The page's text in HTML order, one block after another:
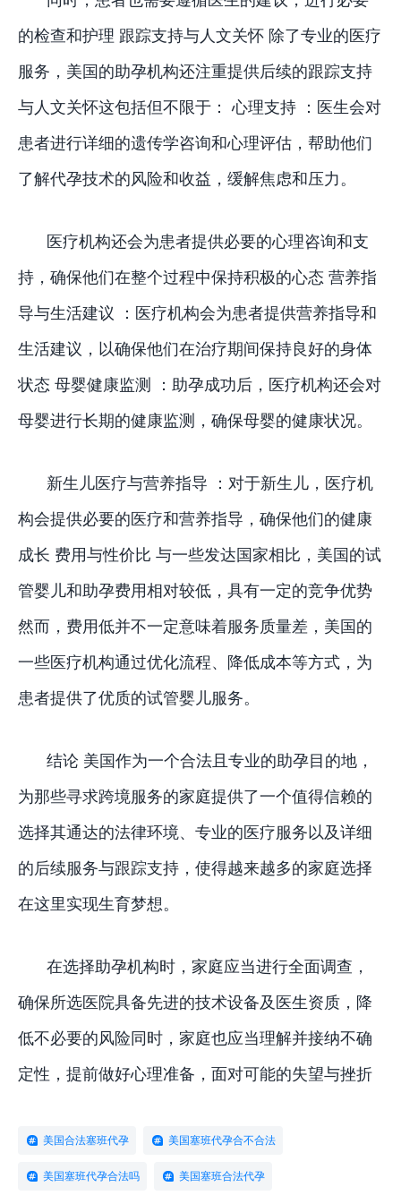
的检查和护理 跟踪支持与人文关怀 除了专业的医疗
服务，美国的助孕机构还注重提供后续的跟踪支持
与人文关怀这包括但不限于： 心理支持 ：医生会对
患者进行详细的遗传学咨询和心理评估，帮助他们
了解代孕技术的风险和收益，缓解焦虑和压力。
医疗机构还会为患者提供必要的心理咨询和支
持，确保他们在整个过程中保持积极的心态 营养指
导与生活建议 ：医疗机构会为患者提供营养指导和
生活建议，以确保他们在治疗期间保持良好的身体
状态 母婴健康监测 ：助孕成功后，医疗机构还会对
母婴进行长期的健康监测，确保母婴的健康状况。
新生儿医疗与营养指导 ：对于新生儿，医疗机
构会提供必要的医疗和营养指导，确保他们的健康
成长 费用与性价比 与一些发达国家相比，美国的试
管婴儿和助孕费用相对较低，具有一定的竞争优势
然而，费用低并不一定意味着服务质量差，美国的
一些医疗机构通过优化流程、降低成本等方式，为
患者提供了优质的试管婴儿服务。
结论 美国作为一个合法且专业的助孕目的地，
为那些寻求跨境服务的家庭提供了一个值得信赖的
选择其通达的法律环境、专业的医疗服务以及详细
的后续服务与跟踪支持，使得越来越多的家庭选择
在这里实现生育梦想。
在选择助孕机构时，家庭应当进行全面调查，
确保所选医院具备先进的技术设备及医生资质，降
低不必要的风险同时，家庭也应当理解并接纳不确
定性，提前做好心理准备，面对可能的失望与挫折
美国合法塞班代孕 美国塞班代孕合不合法
美国塞班代孕合法吗 美国塞班合法代孕